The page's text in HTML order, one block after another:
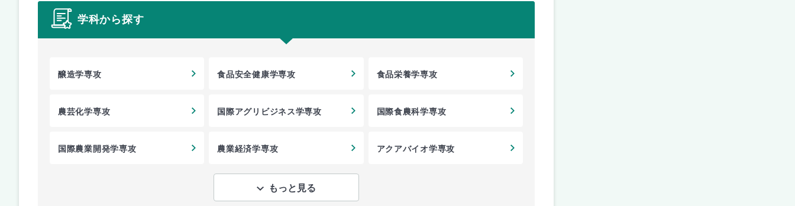
学科から探す
醸造学専攻 食品安全健康学専攻 食品栄養学専攻
農芸化学専攻 国際アグリビジネス学専攻 国際食農科学専攻
国際農業開発学専攻 農業経済学専攻 アクアバイオ学専攻
もっと見る